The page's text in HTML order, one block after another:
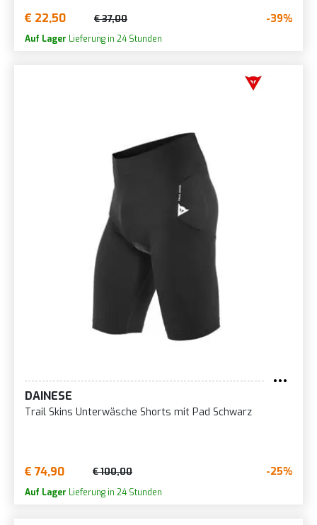
€ 22,50 € 37,00 -39%
Auf Lager Lieferung in 24 Stunden
DAINESE
Trail Skins Unterwäsche Shorts mit Pad Schwarz
€ 74,90 € 100,00 -25%
Auf Lager Lieferung in 24 Stunden